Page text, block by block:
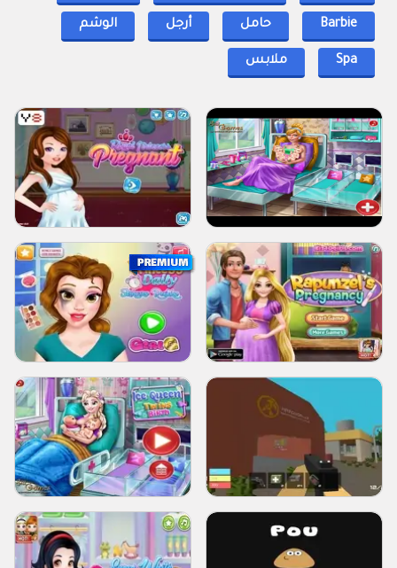
Barbie حامل أرجل الوشم
Spa ملابس